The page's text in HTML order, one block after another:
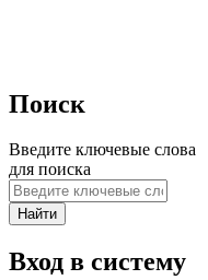
Поиск
Введите ключевые слова
для поиска
Вход в систему